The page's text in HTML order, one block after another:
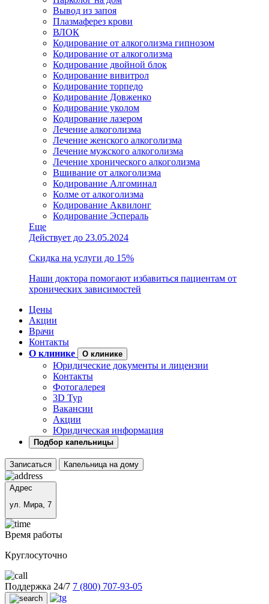
Вывод из запоя
Плазмаферез крови
ВЛОК
Кодирование от алкоголизма гипнозом
Кодирование от алкоголизма
Кодирование двойной блок
Кодирование вивитрол
Кодирование торпедо
Кодирование Довженко
Кодирование уколом
Кодирование лазером
Лечение алкоголизма
Лечение женского алкоголизма
Лечение мужского алкоголизма
Лечение хронического алкоголизма
Вшивание от алкоголизма
Кодирование Алгоминал
Колме от алкоголизма
Кодирование Аквилонг
Кодирование Эспераль
Еще
Действует до 23.05.2024
Скидка на услуги до 15%
Наши доктора помогают избавиться пациентам от
хронических зависимостей
Цены
Акции
Врачи
Контакты
О клинике
О клинике
Юридические документы и лицензии
Контакты
Фотогалерея
3D Тур
Вакансии
Акции
Юридическая информация
Подбор капельницы
Записаться Капельница на дому
Адрес
ул. Мира, 7
Время работы
Круглосуточно
Поддержка 24/7 7 (800) 707-93-05